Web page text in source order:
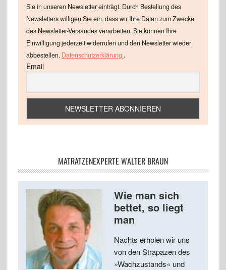
Sie in unseren Newsletter einträgt. Durch Bestellung des
Newsletters willigen Sie ein, dass wir Ihre Daten zum Zwecke
des Newsletter-Versandes verarbeiten. Sie können Ihre
Einwilligung jederzeit widerrufen und den Newsletter wieder
abbestellen. Datenschutzerklärung .
Email
MATRATZENEXPERTE WALTER BRAUN
Wie man sich
bettet, so liegt
man
Nachts erholen wir uns
von den Strapazen des
»Wachzustands« und